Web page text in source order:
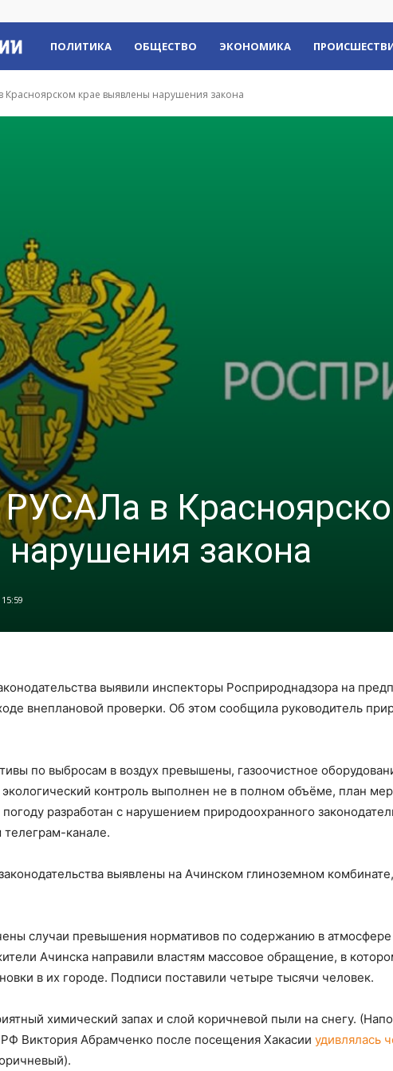
Пульс
Хакасии
ПОЛИТИКА ОБЩЕСТВО ЭКОНОМИКА
Красноярском крае выявлены нарушения закона
РУСАЛа в
закона
выявили инспекторы Росприроднадзора на
внеплановой проверки. Об этом сообщила руководитель
по выбросам в воздух превышены, газоочистное
контроль выполнен не в полном объёме, план
разработан с нарушением природоохранного
телеграм-канале.
выявлены на Ачинском глиноземном
случаи превышения нормативов по содержанию в
Ачинска направили властям массовое обращение, в
в их городе. Подписи поставили четыре тысячи человек.
химический запах и слой коричневой пыли на снегу.
Виктория Абрамченко после посещения Хакасии удивлялась